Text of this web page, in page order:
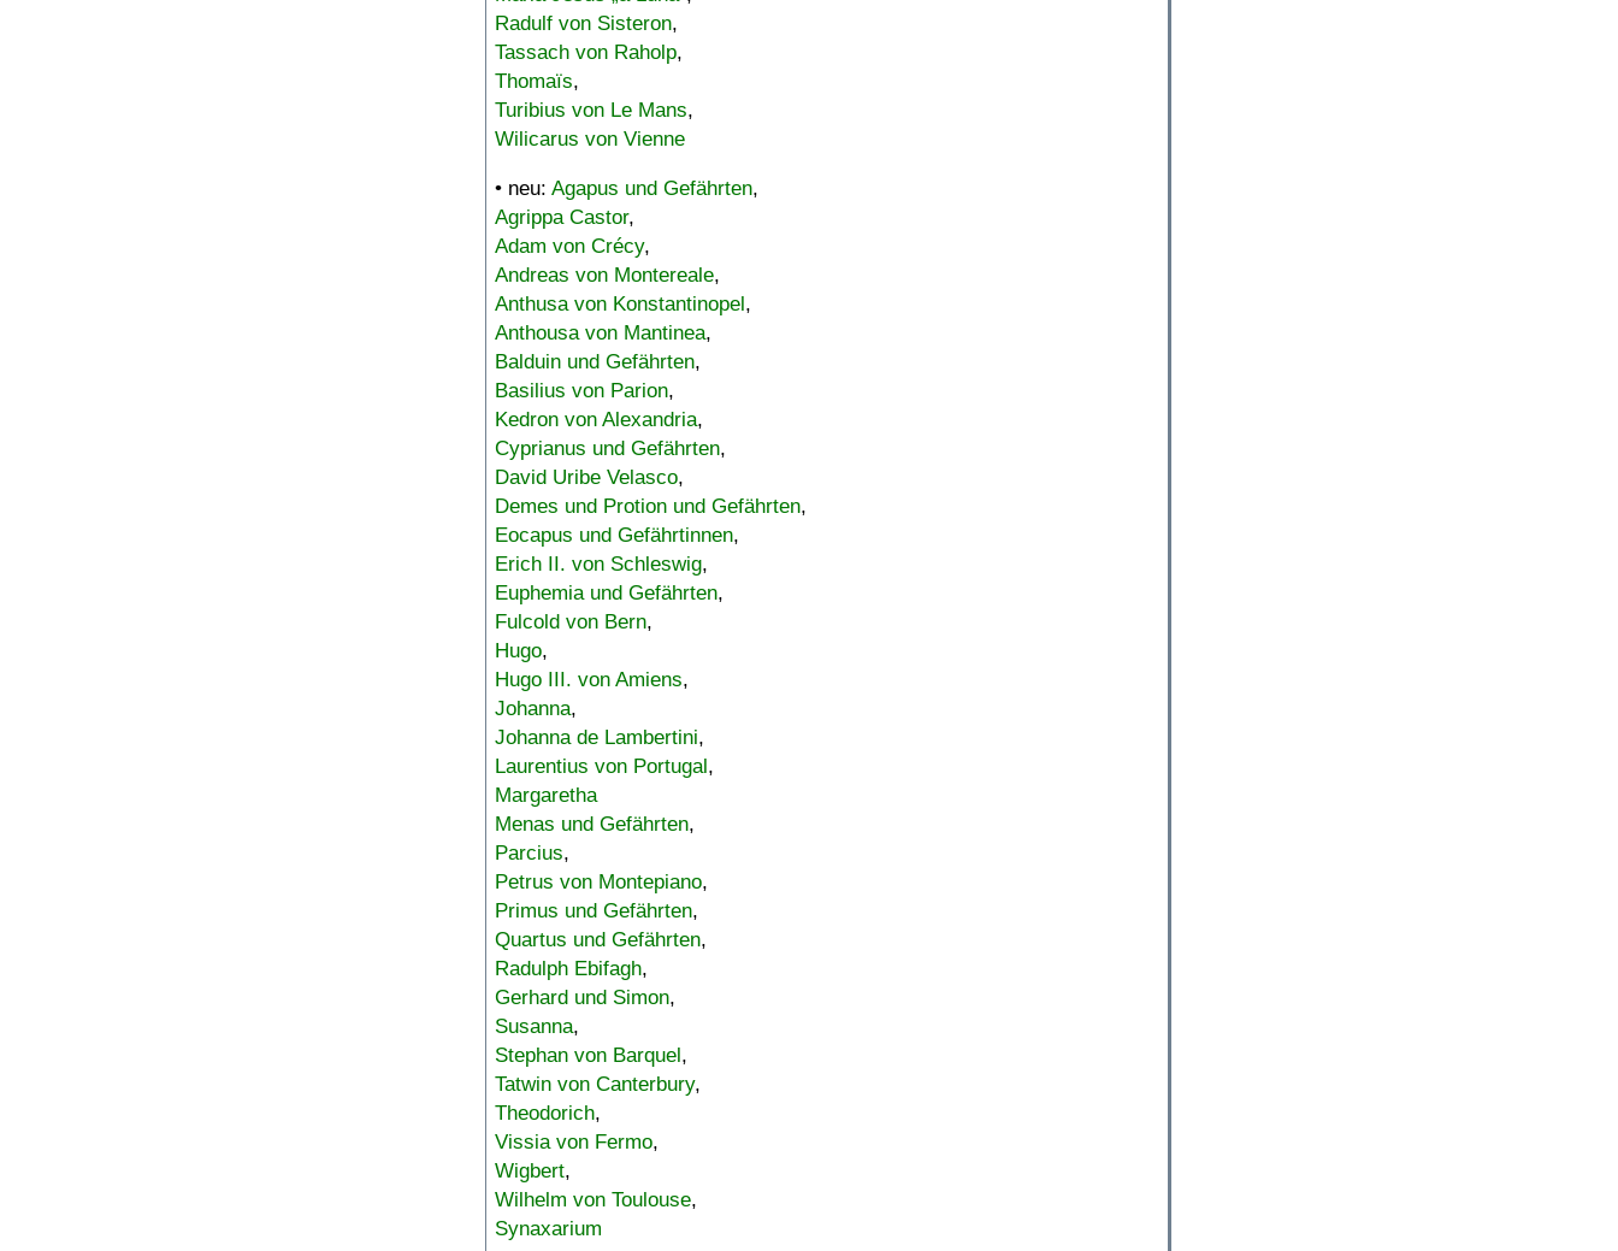
Radulf von Sisteron,
Tassach von Raholp,
Thomaïs,
Turibius von Le Mans,
Wilicarus von Vienne
• neu: Agapus und Gefährten,
Agrippa Castor,
Adam von Crécy,
Andreas von Montereale,
Anthusa von Konstantinopel,
Anthousa von Mantinea,
Balduin und Gefährten,
Basilius von Parion,
Kedron von Alexandria,
Cyprianus und Gefährten,
David Uribe Velasco,
Demes und Protion und Gefährten,
Eocapus und Gefährtinnen,
Erich II. von Schleswig,
Euphemia und Gefährten,
Fulcold von Bern,
Hugo,
Hugo III. von Amiens,
Johanna,
Johanna de Lambertini,
Laurentius von Portugal,
Margaretha
Menas und Gefährten,
Parcius,
Petrus von Montepiano,
Primus und Gefährten,
Quartus und Gefährten,
Radulph Ebifagh,
Gerhard und Simon,
Susanna,
Stephan von Barquel,
Tatwin von Canterbury,
Theodorich,
Vissia von Fermo,
Wigbert,
Wilhelm von Toulouse,
Synaxarium